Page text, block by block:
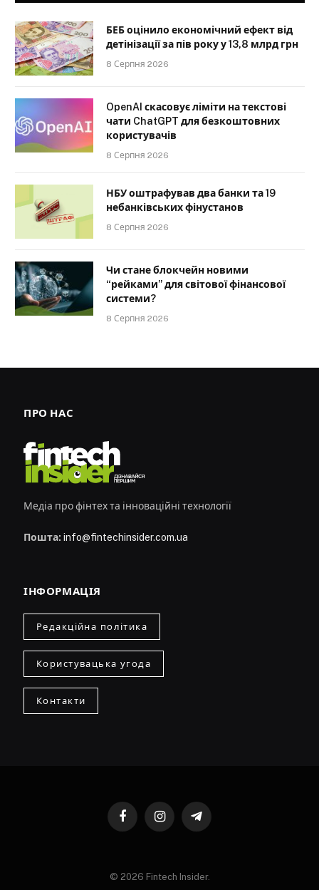
БЕБ оцінило економічний ефект від
детінізації за пів року у 13,8 млрд грн
8 Серпня 2026
OpenAI скасовує ліміти на текстові
чати ChatGPT для безкоштовних
користувачів
8 Серпня 2026
НБУ оштрафував два банки та 19
небанківських фінустанов
8 Серпня 2026
Чи стане блокчейн новими
“рейками” для світової фінансової
системи?
8 Серпня 2026
ПРО НАС
Медіа про фінтех та інноваційні технології
Пошта: info@fintechinsider.com.ua
ІНФОРМАЦІЯ
Редакційна політика
Користувацька угода
Контакти
FacebookInstagramTelegram
© 2026 Fintech Insider.